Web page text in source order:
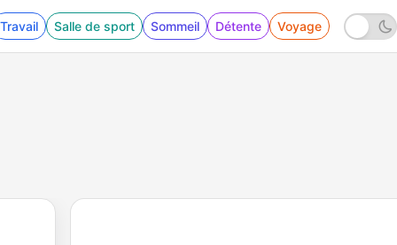
Travail Salle de sport Sommeil Détente Voyage